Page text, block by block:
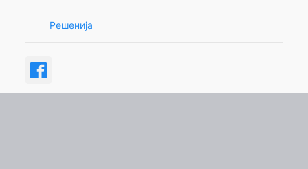
Решенија